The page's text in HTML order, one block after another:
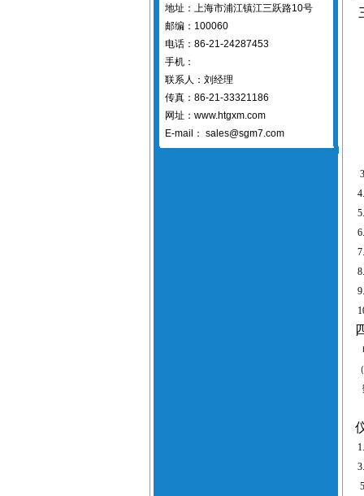
地址：上海市浦江镇江三跃路10号
邮编：100060
电话：86-21-24287453
手机：
联系人：刘经理
传真：86-21-33321186
网址：www.htgxm.com
E-mail： sales@sgm7.com
4.
5.
6.
7.
8.
9.
1.
3.